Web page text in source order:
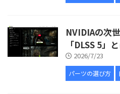
NVIDIAの次
「DLSS 5」
2026/7/23
パーツの選び方